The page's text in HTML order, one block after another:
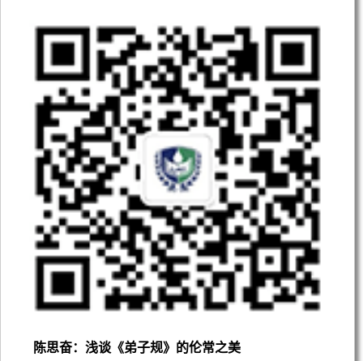
陈思奋：浅谈《弟子规》的伦常之美